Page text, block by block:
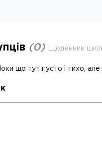
(0) Щоденник
що тут пусто і тихо, але